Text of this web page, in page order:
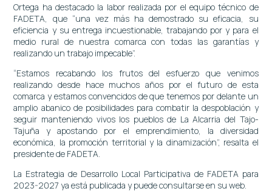
Ortega ha destacado la labor realizada por el equipo técnico de
FADETA, que “una vez más ha demostrado su eficacia, su
eficiencia y su entrega incuestionable, trabajando por y para el
medio rural de nuestra comarca con todas las garantías y
realizando un trabajo impecable”.
“Estamos recabando los frutos del esfuerzo que venimos
realizando desde hace muchos años por el futuro de esta
comarca y estamos convencidos de que tenemos por delante un
amplio abanico de posibilidades para combatir la despoblación y
seguir manteniendo vivos los pueblos de La Alcarria del Tajo-
Tajuña y apostando por el emprendimiento, la diversidad
económica, la promoción territorial y la dinamización”, resalta el
presidente de FADETA.
La Estrategia de Desarrollo Local Participativa de FADETA para
2023-2027 ya está publicada y puede consultarse en su web.